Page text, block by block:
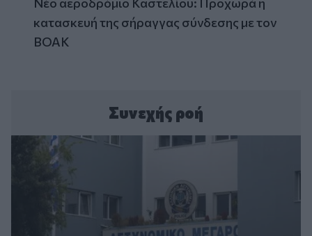
Νέο αεροδρόμιο Καστελίου: Προχωρά η
κατασκευή της σήραγγας σύνδεσης με τον
ΒΟΑΚ
Συνεχής ροή